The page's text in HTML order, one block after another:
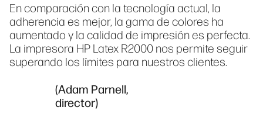
En comparación con la tecnología actual, la
adherencia es mejor, la gama de colores ha
aumentado y la calidad de impresión es perfecta.
La impresora HP Latex R2000 nos permite seguir
superando los límites para nuestros clientes.
(Adam Parnell,
director)